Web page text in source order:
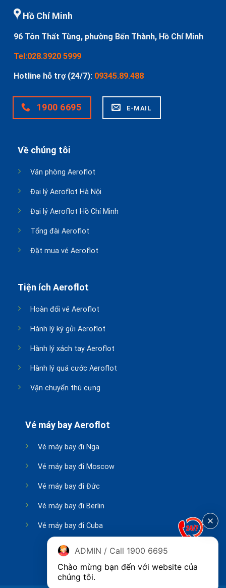
Hồ Chí Minh
96 Tôn Thất Tùng, phường Bến Thành, Hồ Chí Minh
Tel:028.3920 5999
Hotline hỗ trợ (24/7): 09345.89.488
1900 6695 E-MAIL
Về chúng tôi
Văn phòng Aeroflot
Đại lý Aeroflot Hà Nội
Đại lý Aeroflot Hồ Chí Minh
Tổng đài Aeroflot
Đặt mua vé Aeroflot
Tiện ích Aeroflot
Hoàn đổi vé Aeroflot
Hành lý ký gửi Aeroflot
Hành lý xách tay Aeroflot
Hành lý quá cước Aeroflot
Vận chuyển thú cưng
Vé máy bay Aeroflot
Vé máy bay đi Nga
Vé máy bay đi Moscow
Vé máy bay đi Đức
Vé máy bay đi Berlin
Vé máy bay đi Cuba
ADMIN / Call 1900 6695
Chào mừng bạn đến với website của
chúng tôi.